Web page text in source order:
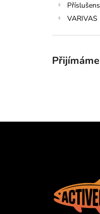
VARIVAS